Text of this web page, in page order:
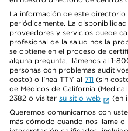
La información de este directorio
periódicamente. La
proveedores y servicios puede
profesional de la salud nos la
se obtiene en el proceso de
alguna pregunta, llámenos al 1-
personas con problemas
costo) o línea TTY al 711 (sin
de Médicos de California
2382 o visitar su sitio web
(en
Queremos comunicarnos con
más cómodo cuando nos llame